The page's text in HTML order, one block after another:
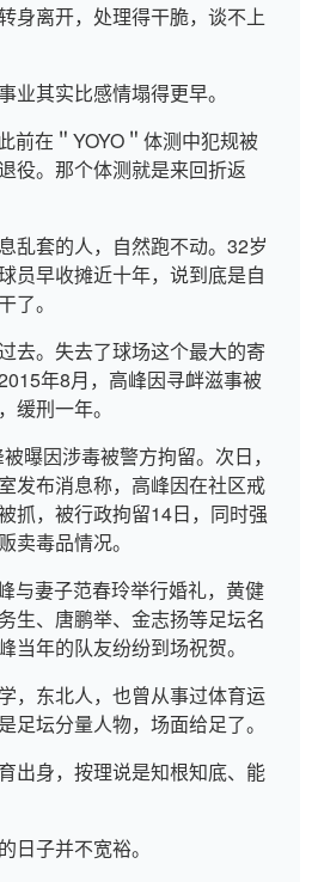
身离开，处理得干脆，谈不上
业其实比感情塌得更早。
前在＂YOYO＂体测中犯规被
役。那个体测就是来回折返
乱套的人，自然跑不动。32岁
员早收摊近十年，说到底是自
了。
去。失去了球场这个最大的寄
年8月，高峰因寻衅滋事被
缓刑一年。
曝因涉毒被警方拘留。次日，
发布消息称，高峰因在社区戒
抓，被行政拘留14日，同时强
卖毒品情况。
与妻子范春玲举行婚礼，黄健
生、唐鹏举、金志扬等足坛名
当年的队友纷纷到场祝贺。
，东北人，也曾从事过体育运
足坛分量人物，场面给足了。
出身，按理说是知根知底、能
日子并不宽裕。